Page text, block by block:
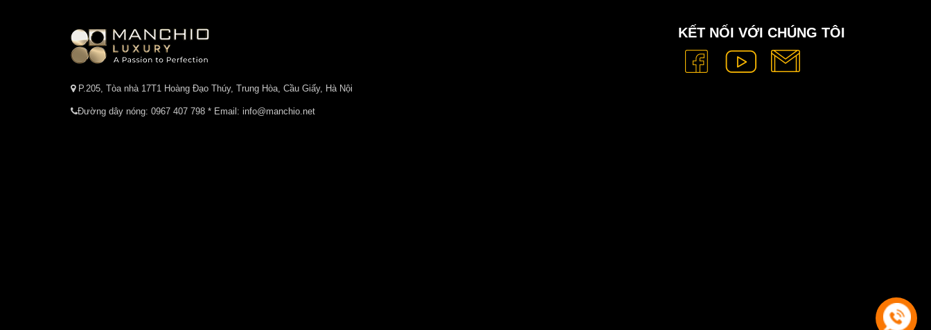
P.205, Tòa nhà 17T1 Hoàng Đạo Thúy, Trung Hòa, Cầu Giấy, Hà Nội
Đường dây nóng: 0967 407 798 * Email: info@manchio.net
KẾT NỐI VỚI CHÚNG TÔI